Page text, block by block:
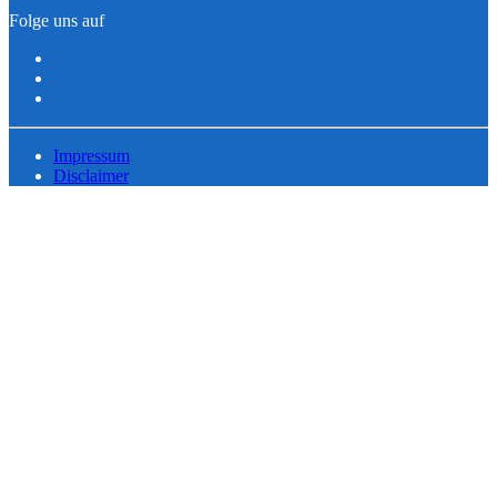
Folge uns auf
Impressum
Disclaimer